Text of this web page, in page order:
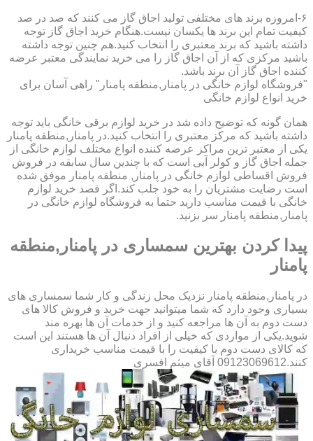
۶-امروزه برند های مختلفی تولید اجاق گاز می کنند که صد در صد
کیفیت تمام این برند ها یکسان نیست.هنگام خرید اجاق گاز توجه
داشته باشید که برند معتبری را انتخاب کنید.هم چنین توجه داشته
باشید مرکزی که از آن اجاق گاز را می خرید نمایندگی معتبر عرضه
کننده اجاق گاز آن برند باشد.
"فروشگاه لوازم خانگی در پامنار,منطقه پامنار" راهی آسان برای
خرید انواع لوازم خانگی
همان گونه که توضیح داده شد در خرید لوازم برقی خانگی باید توجه
داشته باشید که مرکز معتبری را انتخاب کنید.در پامنار,منطقه پامنار
یکی از معتبر ترین مراکز عرضه کننده انواع مختلف لوازم خانگی از
جمله اجاق گاز و کولر آبی است که با چندین سال سابقه در فروش
فروش اقساطی لوازم خانگی در پامنار, منطقه پامنار موفق شده
است رضایت مشتریان را به خود جلب کند.اگر قصد خرید لوازم
خانگی با قیمت مناسب دارید حتما به فروشگاه لوازم خانگی در
پامنار,منطقه پامنار سر بزنید.
پیدا کردن بهترین سمساری در پامنار,منطقه
پامنار
در پامنار,منطقه پامنار نزدیک محل زندگی و کار شما سمساری های
بسیاری وجود دارد که شما میتوانید جهت خرید و فروش کالا های
دست دوم به آن ها مراجعه کنید و از خدمات آن ها بهره مند
شوید.یکی از مواردی که خیلی از افراد دنبال آن ها هستند این است
که کالای دست دوم با کیفیت را با قیمت مناسب خریداری
کنند.09123069612 آقای میثم افسری